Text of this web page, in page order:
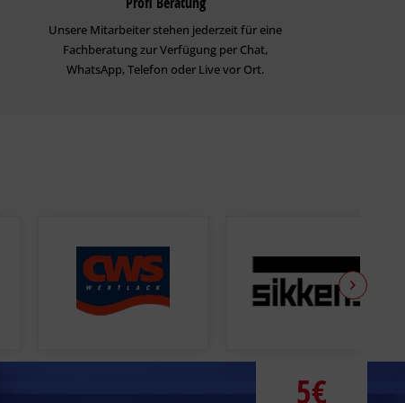
Unsere Mitarbeiter stehen jederzeit für eine
Fachberatung zur Verfügung per Chat,
WhatsApp, Telefon oder Live vor Ort.
5€